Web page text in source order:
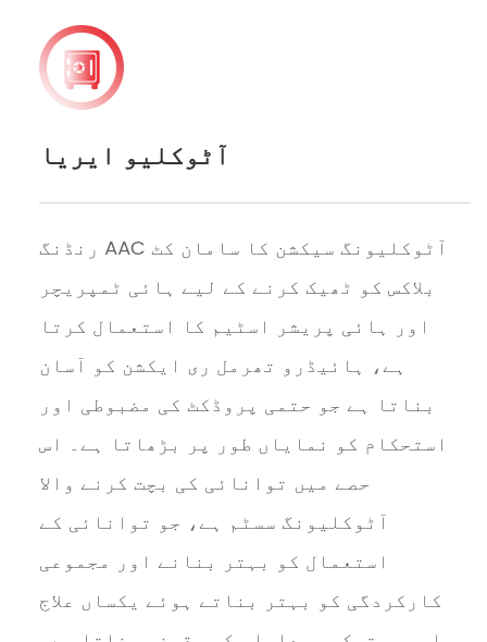
آٹوکلیو ایریا
رنڈنگ AAC آٹوکلیونگ سیکشن کا سامان کٹ
بلاکس کو ٹھیک کرنے کے لیے ہائی ٹمپریچر
اور ہائی پریشر اسٹیم کا استعمال کرتا
ہے، ہائیڈرو تھرمل ری ایکشن کو آسان
بناتا ہے جو حتمی پروڈکٹ کی مضبوطی اور
استحکام کو نمایاں طور پر بڑھاتا ہے۔ اس
حصے میں توانائی کی بچت کرنے والا
آٹوکلیونگ سسٹم ہے، جو توانائی کے
استعمال کو بہتر بنانے اور مجموعی
کارکردگی کو بہتر بناتے ہوئے یکساں علاج